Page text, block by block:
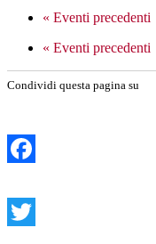
« Eventi precedenti
« Eventi precedenti
Condividi questa pagina su